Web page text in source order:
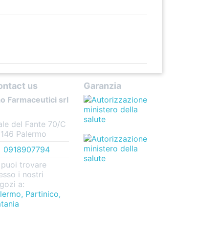
us
Farmaceutici srl
del Fante 70/C
Palermo
0918907794
trovare
i nostri
a:
Partinico,
Garanzia